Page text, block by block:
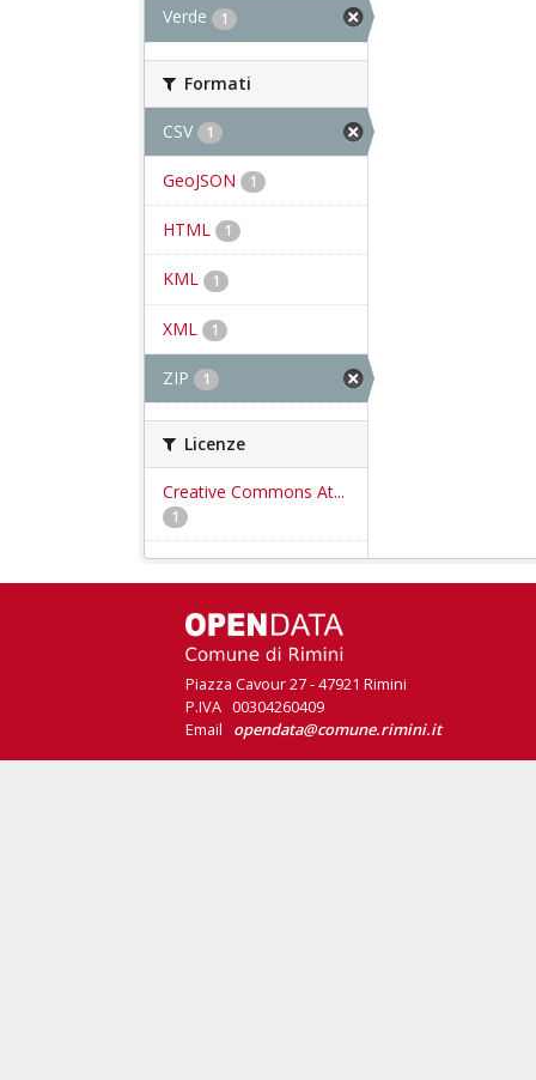
Verde 1
Formati
CSV 1
GeoJSON 1
HTML 1
KML 1
XML 1
ZIP 1
Licenze
Creative Commons At...
1
Piazza Cavour 27 - 47921 Rimini
P.IVA 00304260409
Email opendata@comune.rimini.it